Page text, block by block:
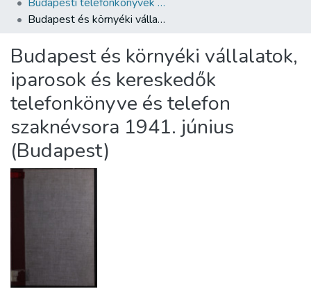
All of DSpace
About us
Budapest és környéki vállalatok, iparosok és kereskedők telefonkönyve és telefon szaknévsora 1941. június (Budapest)
Budapest és környéki vállalatok,
iparosok és kereskedők
telefonkönyve és telefon
szaknévsora 1941. június
(Budapest)